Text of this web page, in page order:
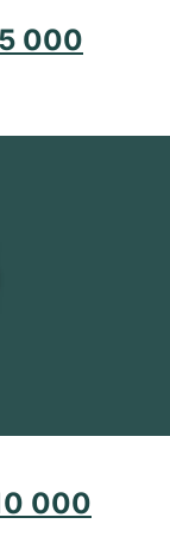
000
000